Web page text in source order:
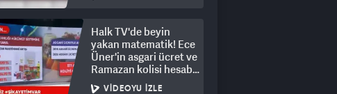
Halk TV'de beyin
yakan matematik! Ece
Üner'in asgari ücret ve
Ramazan kolisi hesabı
elde patladı
VIDEOYU İZLE